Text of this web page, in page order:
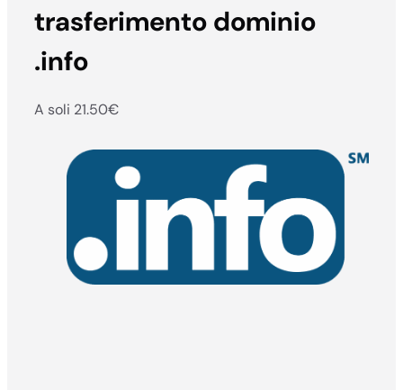
trasferimento dominio
.info
A soli 21.50€